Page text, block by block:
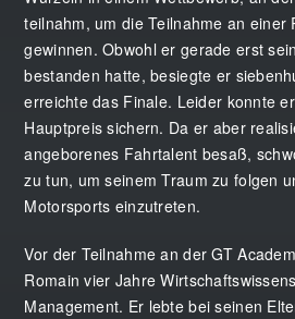
teilnahm, um die Teilnahme an einer
gewinnen. Obwohl er gerade erst
bestanden hatte, besiegte er
erreichte das Finale. Leider konnte
Hauptpreis sichern. Da er aber
angeborenes Fahrtalent besaß,
zu tun, um seinem Traum zu folgen
Motorsports einzutreten.
Vor der Teilnahme an der GT
Romain vier Jahre
Management. Er lebte bei seinen